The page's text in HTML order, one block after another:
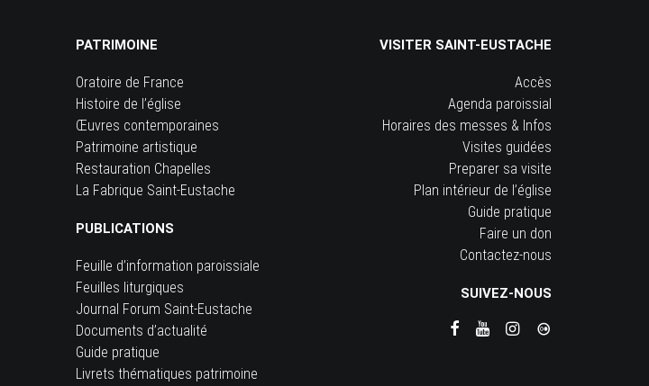
PATRIMOINE
Oratoire de France
Histoire de l’église
Œuvres contemporaines
Patrimoine artistique
Restauration Chapelles
La Fabrique Saint-Eustache
PUBLICATIONS
Feuille d’information paroissiale
Feuilles liturgiques
Journal Forum Saint-Eustache
Documents d’actualité
Guide pratique
Livrets thématiques patrimoine
VISITER SAINT-EUSTACHE
Accès
Agenda paroissial
Horaires des messes & Infos
Visites guidées
Preparer sa visite
Plan intérieur de l’église
Guide pratique
Faire un don
Contactez-nous
SUIVEZ-NOUS